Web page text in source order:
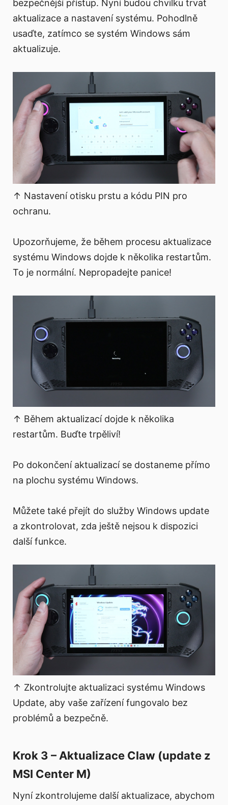
bezpečnější přístup. Nyní budou chvilku trvat
aktualizace a nastavení systému. Pohodlně
usaďte, zatímco se systém Windows sám
aktualizuje.
↑ Nastavení otisku prstu a kódu PIN pro
ochranu.
Upozorňujeme, že během procesu aktualizace
systému Windows dojde k několika restartům.
To je normální. Nepropadejte panice!
↑ Během aktualizací dojde k několika
restartům. Buďte trpěliví!
Po dokončení aktualizací se dostaneme přímo
na plochu systému Windows.
Můžete také přejít do služby Windows update
a zkontrolovat, zda ještě nejsou k dispozici
další funkce.
↑ Zkontrolujte aktualizaci systému Windows
Update, aby vaše zařízení fungovalo bez
problémů a bezpečně.
Krok 3 – Aktualizace Claw (update z
MSI Center M)
Nyní zkontrolujeme další aktualizace, abychom